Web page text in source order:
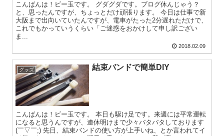
こんばんは！ビー玉です。 グダグダです。ブログ休んじゃう？
と、思ったんですが、ちょっとだけ頑張ります。 今日は仕事で新
大阪まで出向いていたんですが、電車がたった2分遅れただけで、
これでもかっていうくらい「ご迷惑をおかけして申し訳ござい
ま...
2018.02.09
グッズ 結束バンドで簡単DIY
こんばんは！ビー玉です。 本日も駆け足です。来週には平常運転
になると思うんですが、連休明けまで少々バタバタしております
(￣▽￣;) 先日、結束バンドの使い方が上手いね、とか言われてイ